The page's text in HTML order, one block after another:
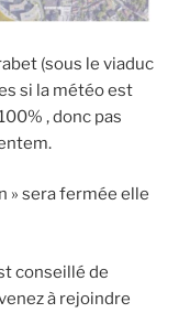
(sous le viaduc
si la météo est
, donc pas
» sera fermée elle
conseillé de
à rejoindre